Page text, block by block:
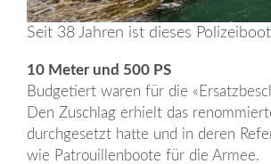
Seit 38 Jahren ist dieses
10 Meter und 500 PS
Budgetiert waren für die
Den Zuschlag erhielt das
durchgesetzt hatte und in deren
wie Patrouillenboote für die Armee.